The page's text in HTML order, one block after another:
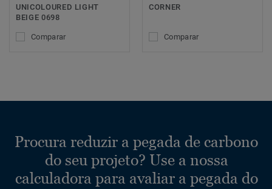
UNICOLOURED LIGHT
BEIGE 0698
Comparar
CORNER
Comparar
Procura reduzir a pegada de carbono
do seu projeto? Use a nossa
calculadora para avaliar a pegada do